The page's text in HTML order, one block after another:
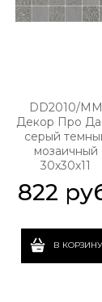
DD2010/MM
Декор Про
серый
мозаичный
30х30х11
822
В КОРЗИНУ